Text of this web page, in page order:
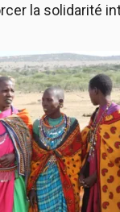
la solidarité